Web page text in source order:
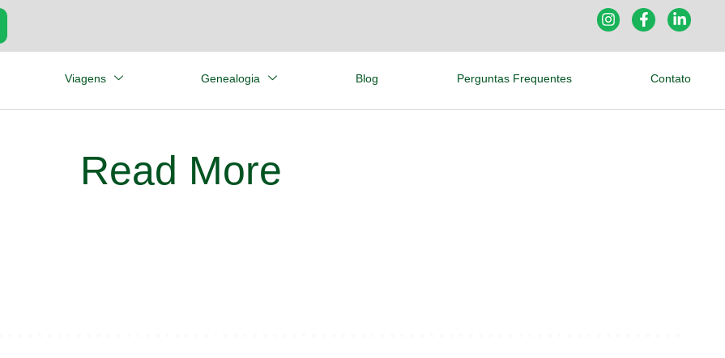
Viagens Genealogia Blog Perguntas Frequentes Contato
Read More